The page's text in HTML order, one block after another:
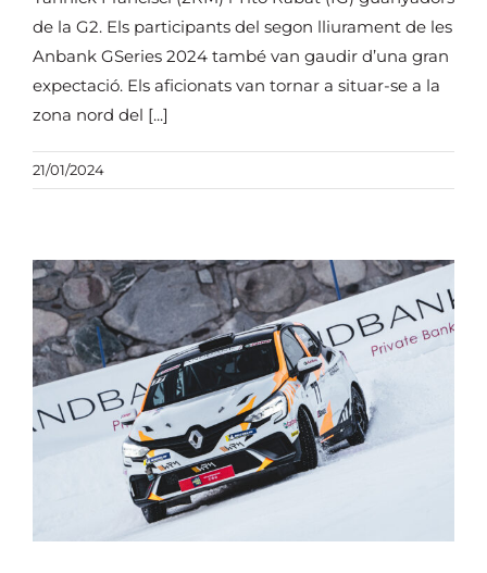
de la G2. Els participants del segon lliurament de les
Anbank GSeries 2024 també van gaudir d’una gran
expectació. Els aficionats van tornar a situar-se a la
zona nord del [...]
21/01/2024